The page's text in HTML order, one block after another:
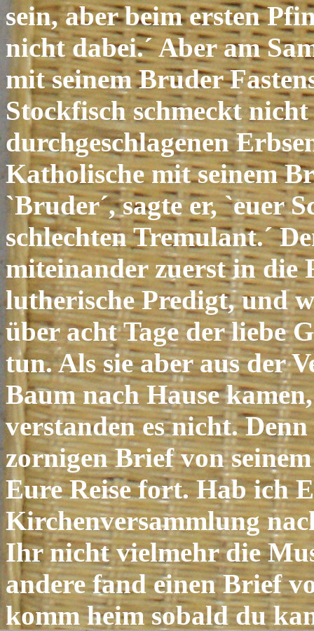
sein, aber beim ersten
nicht dabei.´ Aber am
mit seinem Bruder
Stockfisch schmeckt
durchgeschlagenen
Katholische mit seinem
`Bruder´, sagte er, `euer
schlechten Tremulant.´
miteinander zuerst in die
lutherische Predigt, und
über acht Tage der liebe
tun. Als sie aber aus der
Baum nach Hause
verstanden es nicht.
zornigen Brief von
Eure Reise fort. Hab ich
Kirchenversammlung
Ihr nicht vielmehr die
andere fand einen Brief
komm heim sobald du